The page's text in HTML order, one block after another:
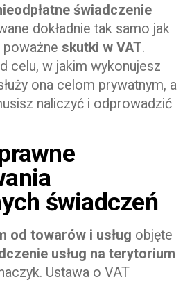
świadczenie
dokładnie tak samo jak
skutki w VAT.
celu, w jakim wykonujesz
ona celom prywatnym, a
naliczyć i odprowadzić
świadczeń
od towarów i usług objęte
usług na terytorium
Ustawa o VAT